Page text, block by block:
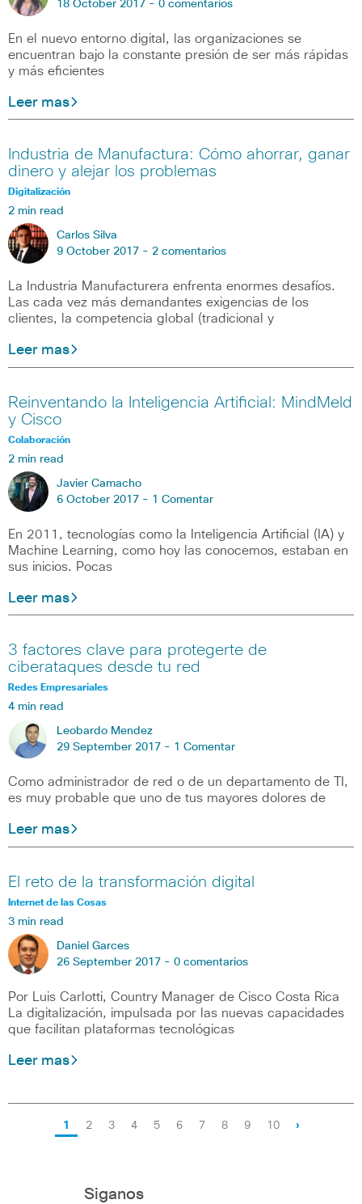
18 October 2017 - 0 comentarios
En el nuevo entorno digital, las organizaciones se
encuentran bajo la constante presión de ser más rápidas
y más eficientes
Leer mas
Industria de Manufactura: Cómo ahorrar, ganar
dinero y alejar los problemas
Digitalización
2 min read
Carlos Silva
9 October 2017 - 2 comentarios
La Industria Manufacturera enfrenta enormes desafíos.
Las cada vez más demandantes exigencias de los
clientes, la competencia global (tradicional y
Leer mas
Reinventando la Inteligencia Artificial: MindMeld
y Cisco
Colaboración
2 min read
Javier Camacho
6 October 2017 - 1 Comentar
En 2011, tecnologías como la Inteligencia Artificial (IA) y
Machine Learning, como hoy las conocemos, estaban en
sus inicios. Pocas
Leer mas
3 factores clave para protegerte de
ciberataques desde tu red
Redes Empresariales
4 min read
Leobardo Mendez
29 September 2017 - 1 Comentar
Como administrador de red o de un departamento de TI,
es muy probable que uno de tus mayores dolores de
Leer mas
El reto de la transformación digital
Internet de las Cosas
3 min read
Daniel Garces
26 September 2017 - 0 comentarios
Por Luis Carlotti, Country Manager de Cisco Costa Rica
La digitalización, impulsada por las nuevas capacidades
que facilitan plataformas tecnológicas
Leer mas
1 2 3 4 5 6 7 8 9 10 ›
Siganos